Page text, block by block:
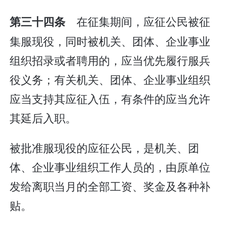
第三十四条 在征集期间，应征公民被征
集服现役，同时被机关、团体、企业事业
组织招录或者聘用的，应当优先履行服兵
役义务；有关机关、团体、企业事业组织
应当支持其应征入伍，有条件的应当允许
其延后入职。
被批准服现役的应征公民，是机关、团
体、企业事业组织工作人员的，由原单位
发给离职当月的全部工资、奖金及各种补
贴。